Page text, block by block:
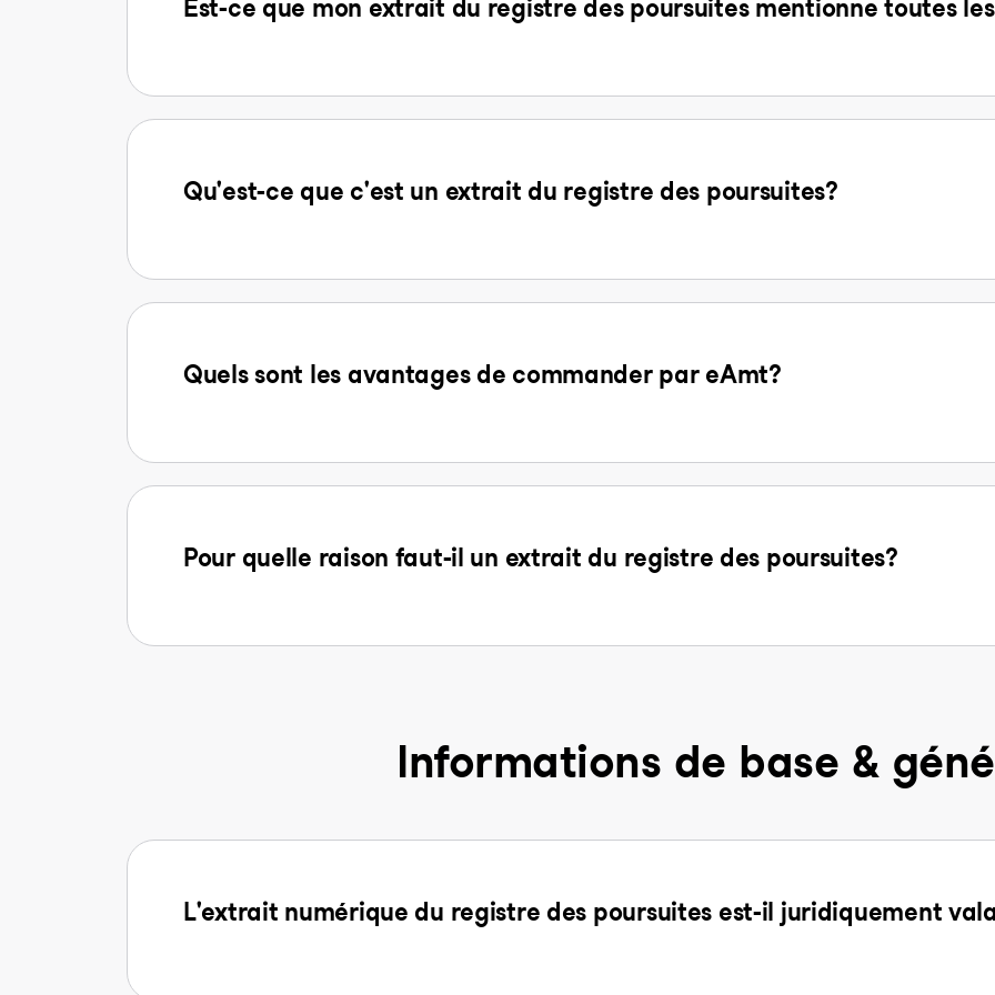
Est-ce que mon extrait du registre des poursuites mentionne toutes
Qu'est-ce que c'est un extrait du registre des poursuites?
Quels sont les avantages de commander par eAmt?
Pour quelle raison faut-il un extrait du registre des poursuites?
Informations de base &
L'extrait numérique du registre des poursuites est-il juridiquement